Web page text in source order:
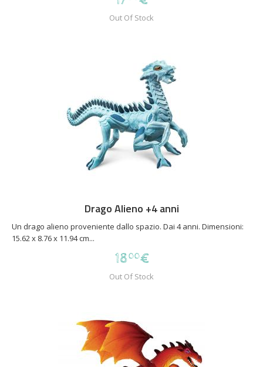
Out Of Stock
Drago Alieno +4 anni
Un drago alieno proveniente dallo spazio. Dai 4 anni. Dimensioni:
15.62 x 8.76 x 11.94 cm...
1800€
Out Of Stock